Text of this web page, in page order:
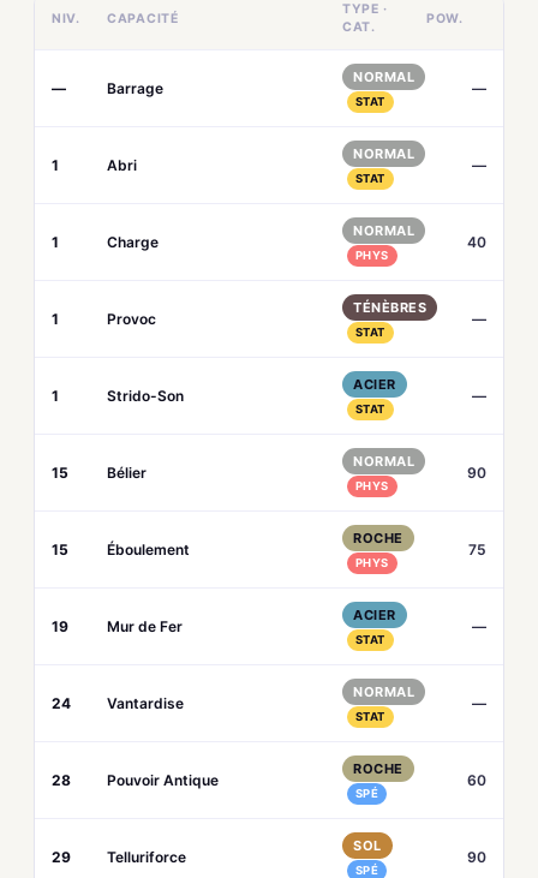
NIV. CAPACITÉ
TYPE ·
CAT.
POW.
— Barrage
NORMAL
STAT
—
1 Abri
NORMAL
STAT
—
1 Charge
NORMAL
PHYS
40
1 Provoc
TÉNÈBRES
STAT
—
1 Strido-Son
ACIER
STAT
—
15 Bélier
NORMAL
PHYS
90
15 Éboulement
ROCHE
PHYS
75
19 Mur de Fer
ACIER
STAT
—
24 Vantardise
NORMAL
STAT
—
28 Pouvoir Antique
ROCHE
SPÉ
60
29 Telluriforce
SOL
SPÉ
90